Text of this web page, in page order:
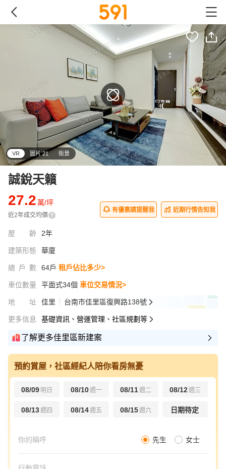
VR 圖片 21 街景
誠銳天籟
27.2萬/坪
近2年成交均價
有優惠請提醒我 近期行情告知我
屋齡 2年
建築形態 華廈
總戶數 64戶 租戶佔比多少>
車位數量 平面式34個 車位交易情況>
地址 佳里 台南市佳里區復興路138號
更多信息 基礎資訊、營運管理、社區規劃等
了解更多佳里區新建案
預約賞屋，社區經紀人陪你看房無憂
08/09 明日 08/10週一 08/11週二 08/12週三
08/13週四 08/14週五 08/15週六 日期待定
先生 女士